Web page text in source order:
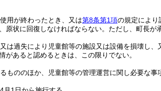
用が終わったとき、又は第8条第1項の規定により
原状に回復しなければならない。 ただし、町長が
は過失により児童館等の施設又は設備を損壊し
があると認めるときは、この限りでない。
もののほか、児童館等の管理運営に関し必要な事